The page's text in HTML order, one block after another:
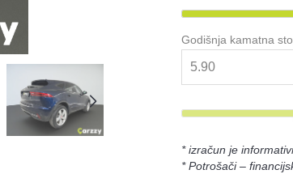
Godišnja kamatna
* izračun je
* Potrošači –